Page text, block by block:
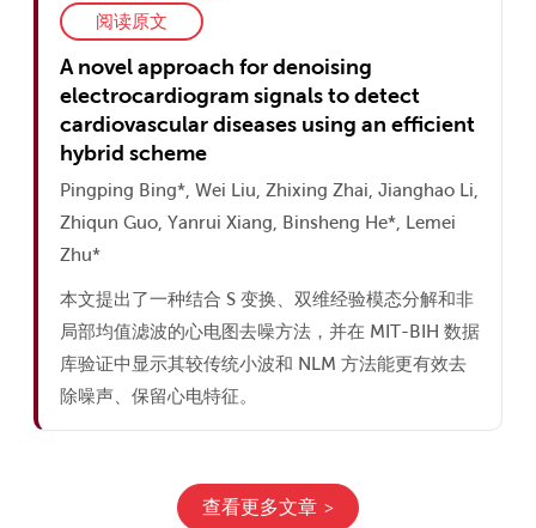
阅读原文
A novel approach for denoising
electrocardiogram signals to detect
cardiovascular diseases using an efficient
hybrid scheme
Pingping Bing*, Wei Liu, Zhixing Zhai, Jianghao Li,
Zhiqun Guo, Yanrui Xiang, Binsheng He*, Lemei
Zhu*
本文提出了一种结合 S 变换、双维经验模态分解和非
局部均值滤波的心电图去噪方法，并在 MIT-BIH 数据
库验证中显示其较传统小波和 NLM 方法能更有效去
除噪声、保留心电特征。
查看更多文章